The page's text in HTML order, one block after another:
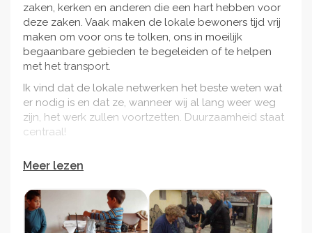
zaken, kerken en anderen die een hart hebben voor
deze zaken. Vaak maken de lokale bewoners tijd vrij
maken om voor ons te tolken, ons in moeilijk
begaanbare gebieden te begeleiden of te helpen
met het transport.
Ik vind dat de lokale netwerken het beste weten wat
er nodig is en dat ze, wanneer wij al lang weer weg
zijn, het werk zullen voortzetten. Duurzaamheid staat
centraal!
Om dit werk te kunnen doen is, naast tijd en energie,
geld nodig. Van jullie donaties worden een aantal
praktische zaken betaald:
We kopen kleding en medische benodigdheden.
Meer lezen